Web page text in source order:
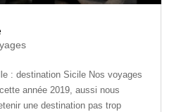
: destination Sicile Nos voyages
année 2019, aussi nous
une destination pas trop